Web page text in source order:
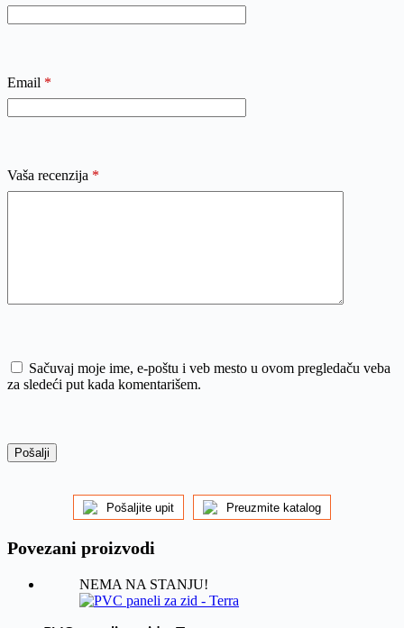
Email *
Vaša recenzija *
Sačuvaj moje ime, e-poštu i veb mesto u ovom pregledaču veba
za sledeći put kada komentarišem.
Pošalji
Pošaljite upit Preuzmite katalog
Povezani proizvodi
NEMA NA STANJU!